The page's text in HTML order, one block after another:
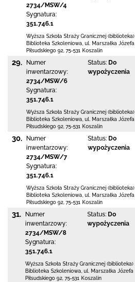
2734/MSW/4
Sygnatura:
351.746.1
Wyższa Szkoła Straży Granicznej (biblioteka)
Biblioteka Szkoleniowa, ul. Marszałka Józefa
Piłsudskiego 92 75-531 Koszalin
29.
Numer
inwentarzowy:
2734/MSW/6
Sygnatura:
351.746.1
Status: Do
wypożyczenia
Wyższa Szkoła Straży Granicznej (biblioteka)
Biblioteka Szkoleniowa, ul. Marszałka Józefa
Piłsudskiego 92 75-531 Koszalin
30.
Numer
inwentarzowy:
2734/MSW/7
Sygnatura:
351.746.1
Status: Do
wypożyczenia
Wyższa Szkoła Straży Granicznej (biblioteka)
Biblioteka Szkoleniowa, ul. Marszałka Józefa
Piłsudskiego 92 75-531 Koszalin
31.
Numer
inwentarzowy:
2734/MSW/8
Sygnatura:
351.746.1
Status: Do
wypożyczenia
Wyższa Szkoła Straży Granicznej (biblioteka)
Biblioteka Szkoleniowa, ul. Marszałka Józefa
Piłsudskiego 92 75-531 Koszalin